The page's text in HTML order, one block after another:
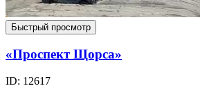
Быстрый просмотр
«Проспект Щорса»
ID: 12617